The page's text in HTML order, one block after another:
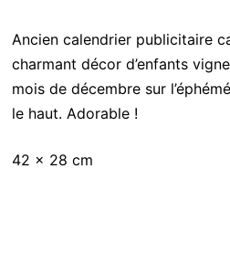
Ancien calendrier publicitaire
charmant décor d’enfants
mois de décembre sur
le haut. Adorable !
42 x 28 cm